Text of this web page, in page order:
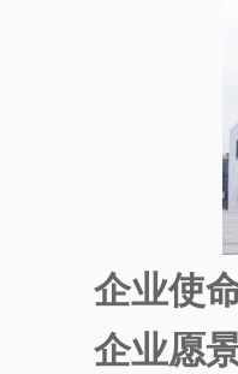
企业使
企业愿